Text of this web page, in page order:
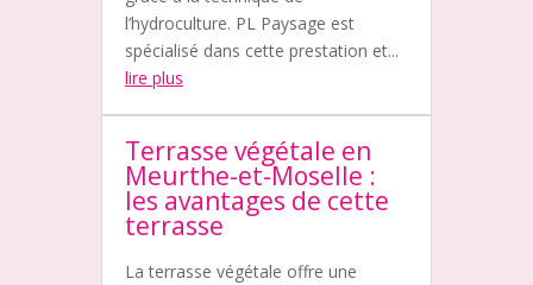
l’hydroculture. PL Paysage est
spécialisé dans cette prestation et...
lire plus
Terrasse végétale en
Meurthe-et-Moselle :
les avantages de cette
terrasse
La terrasse végétale offre une